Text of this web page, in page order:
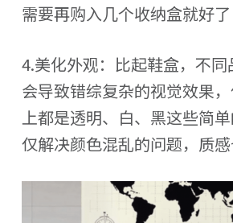
需要再购入几个收纳盒就好了
4.美化外观：比起鞋盒，不
会导致错综复杂的视觉效果
上都是透明、白、黑这些简
仅解决颜色混乱的问题，质感